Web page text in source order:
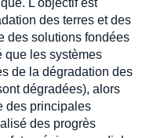
L'objectif est
des terres et des
des solutions fondées
que les systèmes
de la dégradation des
dégradées), alors
des principales
des progrès